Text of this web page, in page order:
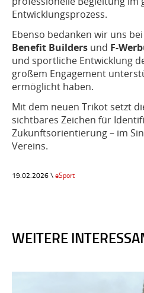
Entwicklungsprozess.
Ebenso bedanken wir uns
Benefit Builders und F-
und sportliche Entwicklung
großem Engagement
ermöglicht haben.
Mit dem neuen Trikot setzt
sichtbares Zeichen für
Zukunftsorientierung – im
Vereins.
19.02.2026 \eSport
WEITERE